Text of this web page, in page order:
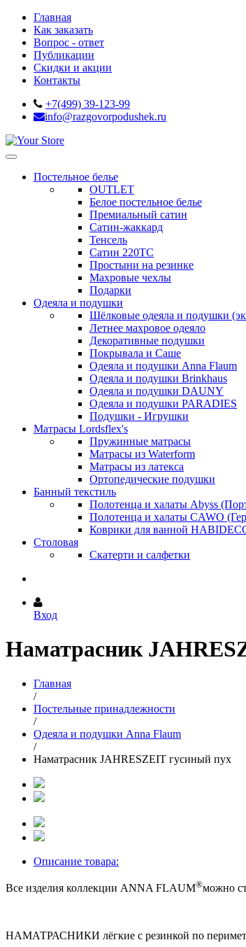
Главная
Как заказать
Вопрос - ответ
Публикации
Скидки и акции
Контакты
+7(499) 39-123-99
info@razgovorpodushek.ru
Постельное белье
OUTLET
Белое постельное белье
Премиальный сатин
Сатин-жаккард
Тенсель
Сатин 220ТС
Простыни на резинке
Махровые чехлы
Подарки
Одеяла и подушки
Шёлковые одеяла и подушки
Летнее махровое одеяло
Декоративные подушки
Покрывала и Саше
Одеяла и подушки Anna Flaum
Одеяла и подушки Brinkhaus
Одеяла и подушки DAUNY
Одеяла и подушки PARADIES
Подушки - Игрушки
Матрасы Lordsflex's
Пружинные матрасы
Матрасы из Waterform
Матрасы из латекса
Ортопедические подушки
Банный текстиль
Полотенца и халаты Abyss
Полотенца и халаты CAWO
Коврики для ванной
Столовая
Скатерти и салфетки
Вход
Наматрасник
Главная
/
Постельные принадлежности
/
Одеяла и подушки Anna Flaum
/
Наматрасник JAHRESZEIT гусиный пух
Описание товара:
Все изделия коллекции ANNA FLAUM®можно
НАМАТРАСНИКИ лёгкие с резинкой по